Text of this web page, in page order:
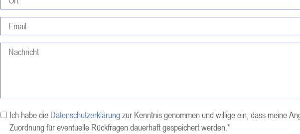
Ich habe die Datenschutzerklärungzur Kenntnis genommen und willige ein, dass meine
Zuordnung für eventuelle Rückfragen dauerhaft gespeichert werden.*